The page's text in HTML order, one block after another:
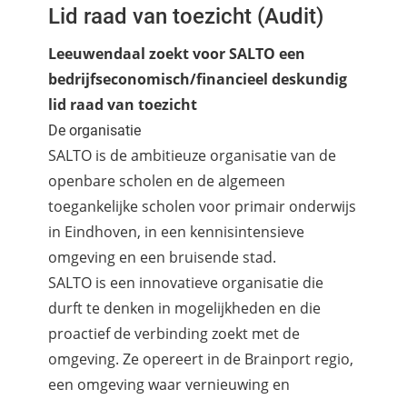
Lid raad van toezicht (Audit)
Leeuwendaal zoekt voor SALTO een
bedrijfseconomisch/financieel deskundig
lid raad van toezicht
De organisatie
SALTO is de ambitieuze organisatie van de
openbare scholen en de algemeen
toegankelijke scholen voor primair onderwijs
in Eindhoven, in een kennisintensieve
omgeving en een bruisende stad.
SALTO is een innovatieve organisatie die
durft te denken in mogelijkheden en die
proactief de verbinding zoekt met de
omgeving. Ze opereert in de Brainport regio,
een omgeving waar vernieuwing en